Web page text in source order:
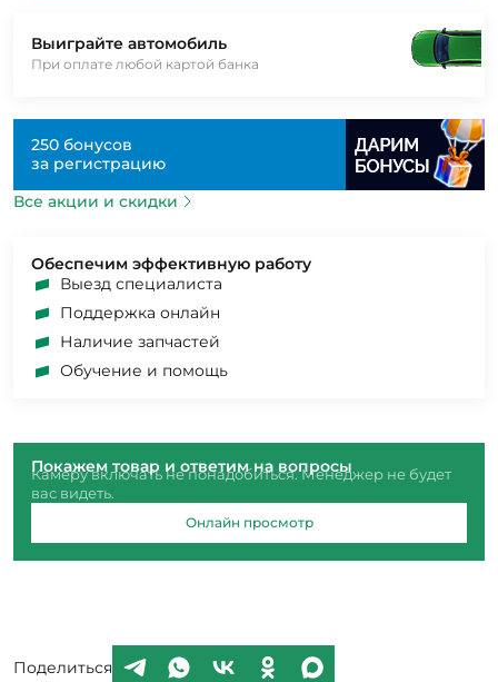
Выиграйте автомобиль
При оплате любой картой банка
250 бонусов
за регистрацию
Все акции и скидки
Обеспечим эффективную работу
Выезд специалиста
Поддержка онлайн
Наличие запчастей
Обучение и помощь
Покажем товар и ответим на вопросы
Камеру включать не понадобиться. Менеджер не будет
вас видеть.
Онлайн просмотр
Поделиться